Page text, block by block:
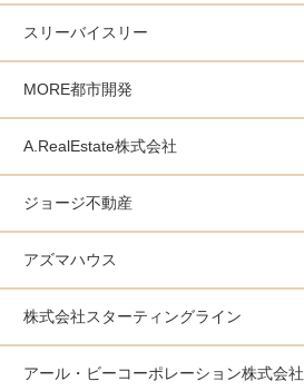
スリーバイスリー
MORE都市開発
A.RealEstate株式会社
ジョージ不動産
アズマハウス
株式会社スターティングライン
アール・ビーコーポレーション株式会社